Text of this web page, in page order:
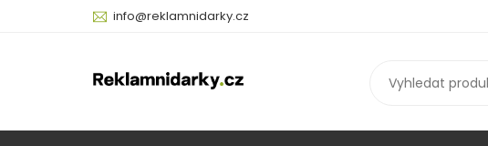
info@reklamnidarky.cz